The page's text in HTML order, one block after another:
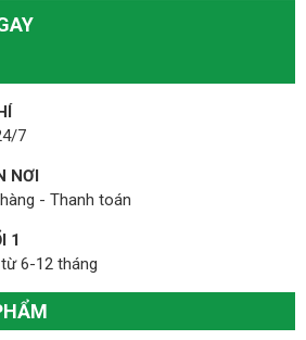
7
NƠI
- Thanh toán
1
6-12 tháng